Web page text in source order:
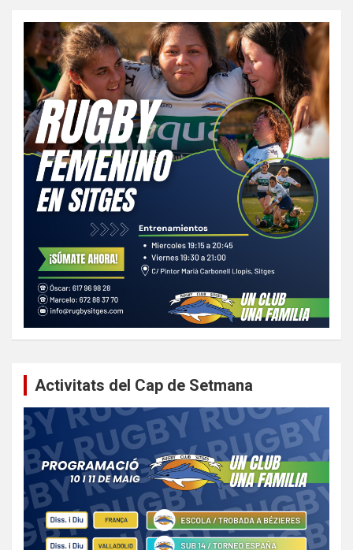
Activitats del Cap de Setmana